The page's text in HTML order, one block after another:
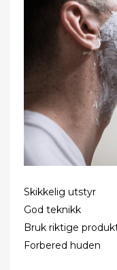
Skikkelig utstyr
God teknikk
Bruk riktige
Forbered huden